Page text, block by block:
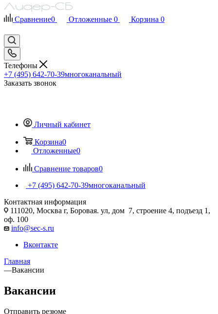
Сравнение0 Отложенные 0 Корзина 0
Телефоны
+7 (495) 642-70-39многоканальный
Заказать звонок
Личный кабинет
Корзина0
Отложенные0
Сравнение товаров0
+7 (495) 642-70-39многоканальный
Контактная информация
111020, Москва г, Боровая. ул, дом 7, строение 4, подъезд 1,
оф. 100
info@sec-s.ru
Вконтакте
Главная
—Вакансии
Вакансии
Отправить резюме